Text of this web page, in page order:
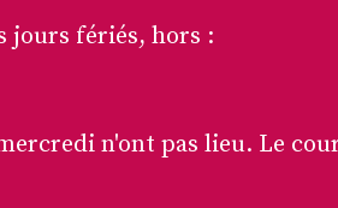
jours fériés, hors :
n'ont pas lieu. Le